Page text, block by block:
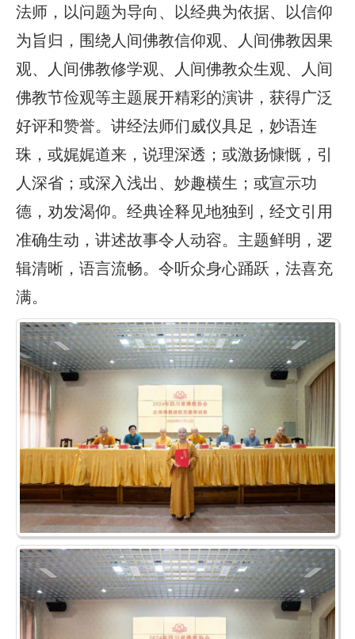
法师，以问题为导向、以经典为依据、以信仰
为旨归，围绕人间佛教信仰观、人间佛教因果
观、人间佛教修学观、人间佛教众生观、人间
佛教节俭观等主题展开精彩的演讲，获得广泛
好评和赞誉。讲经法师们威仪具足，妙语连
珠，或娓娓道来，说理深透；或激扬慷慨，引
人深省；或深入浅出、妙趣横生；或宣示功
德，劝发渴仰。经典诠释见地独到，经文引用
准确生动，讲述故事令人动容。主题鲜明，逻
辑清晰，语言流畅。令听众身心踊跃，法喜充
满。